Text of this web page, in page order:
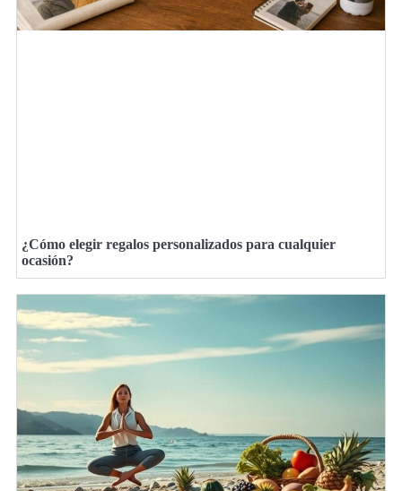
¿Cómo elegir regalos personalizados para cualquier
ocasión?